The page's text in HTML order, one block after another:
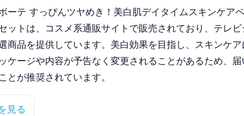
ーテ すっぴんツヤめき！美白肌デイタイムスキンケア
ットは、コスメ系通販サイトで販売されており、テレ
商品を提供しています。美白効果を目指し、スキンケ
ケージや内容が予告なく変更されることがあるため、
とが推奨されています。
見る